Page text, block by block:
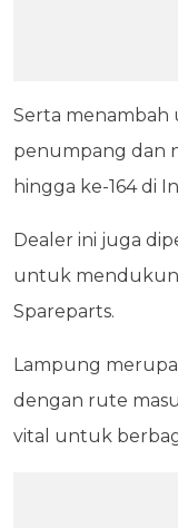
Serta menambah
penumpang dan
hingga ke-164 di
Dealer ini juga
untuk
Spareparts.
Lampung
dengan rute
vital untuk